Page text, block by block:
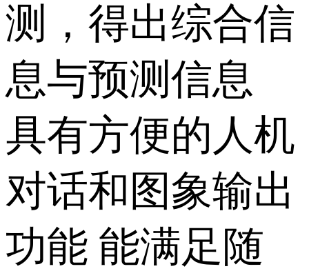
测，得出综合信
息与预测信息
具有方便的人机
对话和图象输出
功能 能满足随